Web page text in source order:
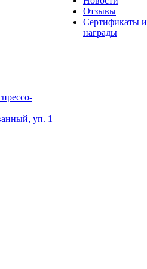
уп. 1
Отзывы
Сертификаты и
награды